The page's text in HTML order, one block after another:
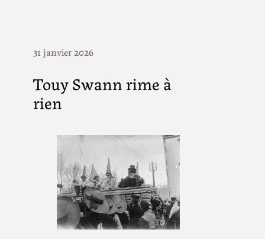
31 janvier 2026
Touy Swann rime à
rien